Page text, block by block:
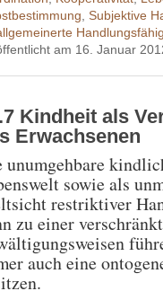
,Subjektive
am 16. Januar
Kindheit als
Erwachsenen
unumgehbare
sowie als
restriktiver
zu einer
auch eine